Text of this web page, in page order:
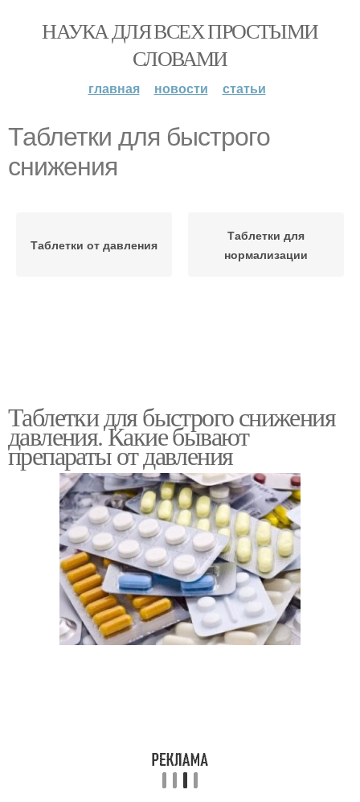
НАУКА ДЛЯ ВСЕХ ПРОСТЫМИ
СЛОВАМИ
главная новости статьи
Таблетки для быстрого
снижения
Таблетки от давления
Таблетки для
нормализации
Таблетки для быстрого снижения
давления. Какие бывают
препараты от давления